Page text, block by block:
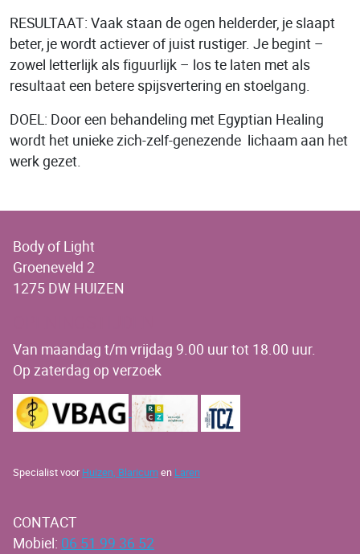
RESULTAAT: Vaak staan de ogen helderder, je slaapt
beter, je wordt actiever of juist rustiger. Je begint –
zowel letterlijk als figuurlijk – los te laten met als
resultaat een betere spijsvertering en stoelgang.
DOEL: Door een behandeling met Egyptian Healing
wordt het unieke zich-zelf-genezende ­ lichaam aan het
werk gezet.
Body of Light
Groeneveld 2
1275 DW HUIZEN
Van maandag t/m vrijdag 9.00 uur tot 18.00 uur.
Op zaterdag op verzoek
Specialist voor Huizen, Blaricumen Laren
CONTACT
Mobiel: 06 51 99 36 52